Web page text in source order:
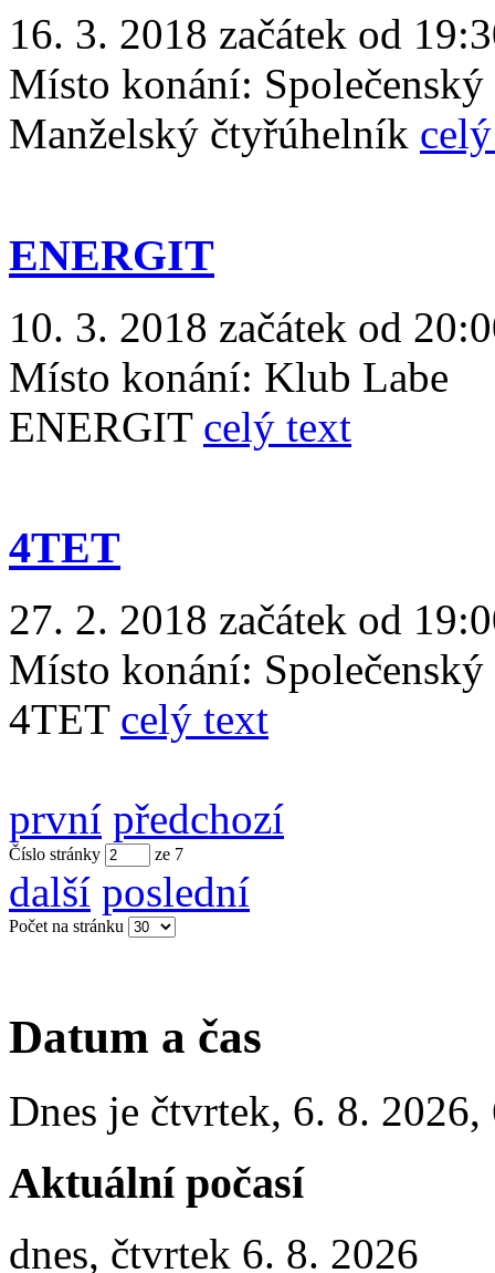
16. 3. 2018 začátek od
Místo konání:
Manželský čtyřúhelník
ENERGIT
10. 3. 2018 začátek od
Místo konání: Klub Labe
ENERGIT celý text
4TET
27. 2. 2018 začátek od
Místo konání:
4TET celý text
první předchozí
Číslo stránky ze 7
další poslední
Počet na stránku
Datum a čas
Dnes je čtvrtek, 6. 8. 2026,
Aktuální počasí
dnes, čtvrtek 6. 8. 2026